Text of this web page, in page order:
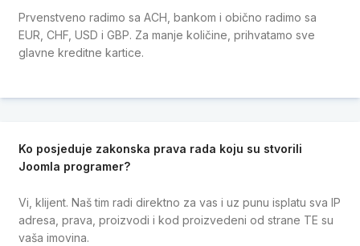
Prvenstveno radimo sa ACH, bankom i obično radimo sa
EUR, CHF, USD i GBP. Za manje količine, prihvatamo sve
glavne kreditne kartice.
Ko posjeduje zakonska prava rada koju su stvorili
Joomla programer?
Vi, klijent. Naš tim radi direktno za vas i uz punu isplatu sva IP
adresa, prava, proizvodi i kod proizvedeni od strane TE su
vaša imovina.